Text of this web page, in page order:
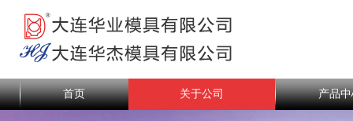
首页 关于公司 产品